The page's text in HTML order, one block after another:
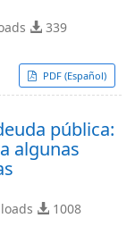
339
PDF (Español)
pública:
algunas
1008